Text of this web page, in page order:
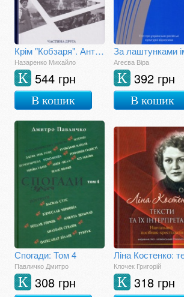
Крім "Кобзаря". Антологія української літератури 1792-1883. Частина 2
Назаренко Михайло
544 грн
К
В кошик
Агеєва Віра
392 грн
К
В кошик
Спогади: Том 4
Павличко Дмитро
308 грн
К
Клочек Григорій
318 грн
К